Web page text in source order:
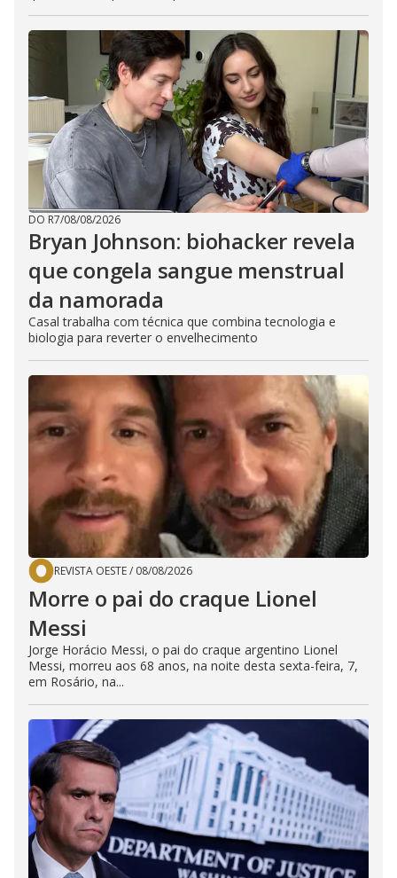
DO R7/08/08/2026
Bryan Johnson: biohacker revela
que congela sangue menstrual
da namorada
Casal trabalha com técnica que combina tecnologia e
biologia para reverter o envelhecimento
REVISTA OESTE/ 08/08/2026
Morre o pai do craque Lionel
Messi
Jorge Horácio Messi, o pai do craque argentino Lionel
Messi, morreu aos 68 anos, na noite desta sexta-feira, 7,
em Rosário, na...